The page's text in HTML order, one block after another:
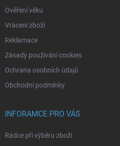
Ověření věku
Vrácení zboží
Reklamace
Zásady používání cookies
Ochrana osobních údajů
Obchodní podmínky
INFORAMCE PRO VÁS
Rádce při výběru zboží